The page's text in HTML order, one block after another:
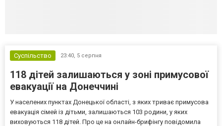
Суспільство 23:40, 5 серпня
118 дітей залишаються у зоні примусової
евакуації на Донеччині
У населених пунктах Донецької області, з яких триває примусова
евакуація сімей із дітьми, залишаються 103 родини, у яких
виховуються 118 дітей. Про це на онлайн-брифінгу повідомила